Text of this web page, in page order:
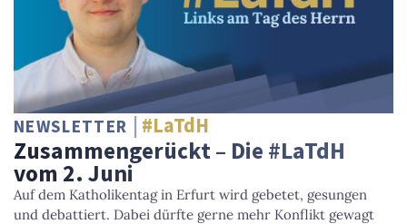
NEWSLETTER #LaTdH
Zusammengerückt – Die #LaTdH
vom 2. Juni
Auf dem Katholikentag in Erfurt wird gebetet, gesungen
und debattiert. Dabei dürfte gerne mehr Konflikt gewagt